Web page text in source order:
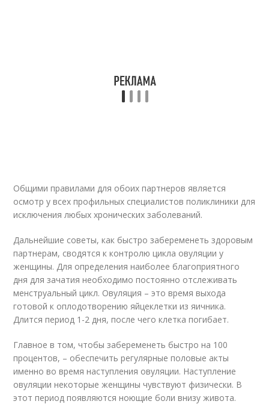
Общими правилами для обоих партнеров является
осмотр у всех профильных специалистов поликлиники для
исключения любых хронических заболеваний.
Дальнейшие советы, как быстро забеременеть здоровым
партнерам, сводятся к контролю цикла овуляции у
женщины. Для определения наиболее благоприятного
дня для зачатия необходимо постоянно отслеживать
менструальный цикл. Овуляция – это время выхода
готовой к оплодотворению яйцеклетки из яичника.
Длится период 1-2 дня, после чего клетка погибает.
Главное в том, чтобы забеременеть быстро на 100
процентов, – обеспечить регулярные половые акты
именно во время наступления овуляции. Наступление
овуляции некоторые женщины чувствуют физически. В
этот период появляются ноющие боли внизу живота.